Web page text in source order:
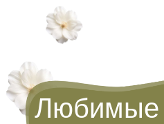
Любимые